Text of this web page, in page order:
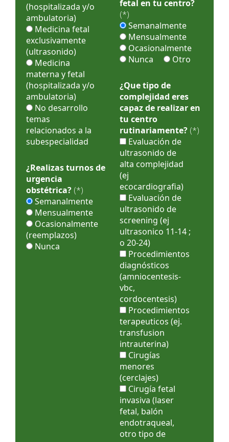
(hospitalizada y/o
ambulatoria)
Medicina fetal
exclusivamente
(ultrasonido)
Medicina
materna y fetal
(hospitalizada y/o
ambulatoria)
No desarrollo
temas
relacionados a la
subespecialidad
¿Realizas turnos de
urgencia
obstétrica? (*)
Semanalmente
Mensualmente
Ocasionalmente
(reemplazos)
Nunca
fetal en tu centro?
(*)
Semanalmente
Mensualmente
Ocasionalmente
Nunca
Otro
¿Que tipo de
complejidad eres
capaz de realizar en
tu centro
rutinariamente? (*)
Evaluación de
ultrasonido de
alta complejidad
(ej
ecocardiografia)
Evaluación de
ultrasonido de
screening (ej
ultrasonico 11-14 ;
o 20-24)
Procedimientos
diagnósticos
(amniocentesis-
vbc,
cordocentesis)
Procedimientos
terapeuticos (ej.
transfusion
intrauterina)
Cirugías
menores
(cerclajes)
Cirugía fetal
invasiva (laser
fetal, balón
endotraqueal,
otro tipo de